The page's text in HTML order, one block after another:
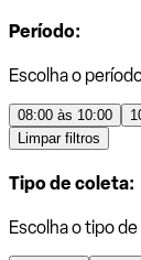
Período:
Escolha o
08:00 às 10:00
Limpar filtros
Tipo de coleta:
Escolha o tipo